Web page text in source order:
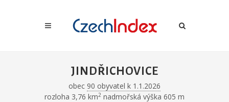
JINDŘICHOVICE
obec 90 obyvatel k 1.1.2026
rozloha 3,76 km2 nadmořská výška 605 m